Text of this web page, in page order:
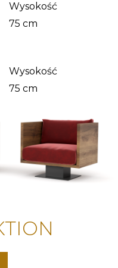
Wysokość
75 cm
Wysokość
75 cm